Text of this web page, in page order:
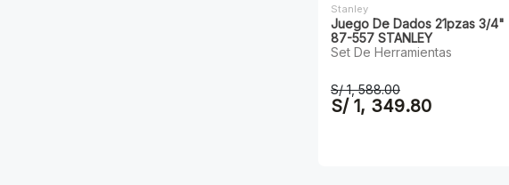
Stanley
Juego De Dados 21pzas 3/4"
87-557 STANLEY
Set De Herramientas
S/ 1, 588.00
S/ 1, 349.80